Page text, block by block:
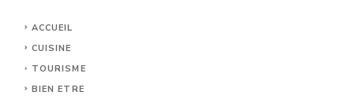
ACCUEIL
CUISINE
TOURISME
BIEN ETRE